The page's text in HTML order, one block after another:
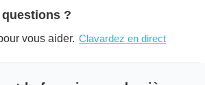
?
vous aider. Clavardez en direct